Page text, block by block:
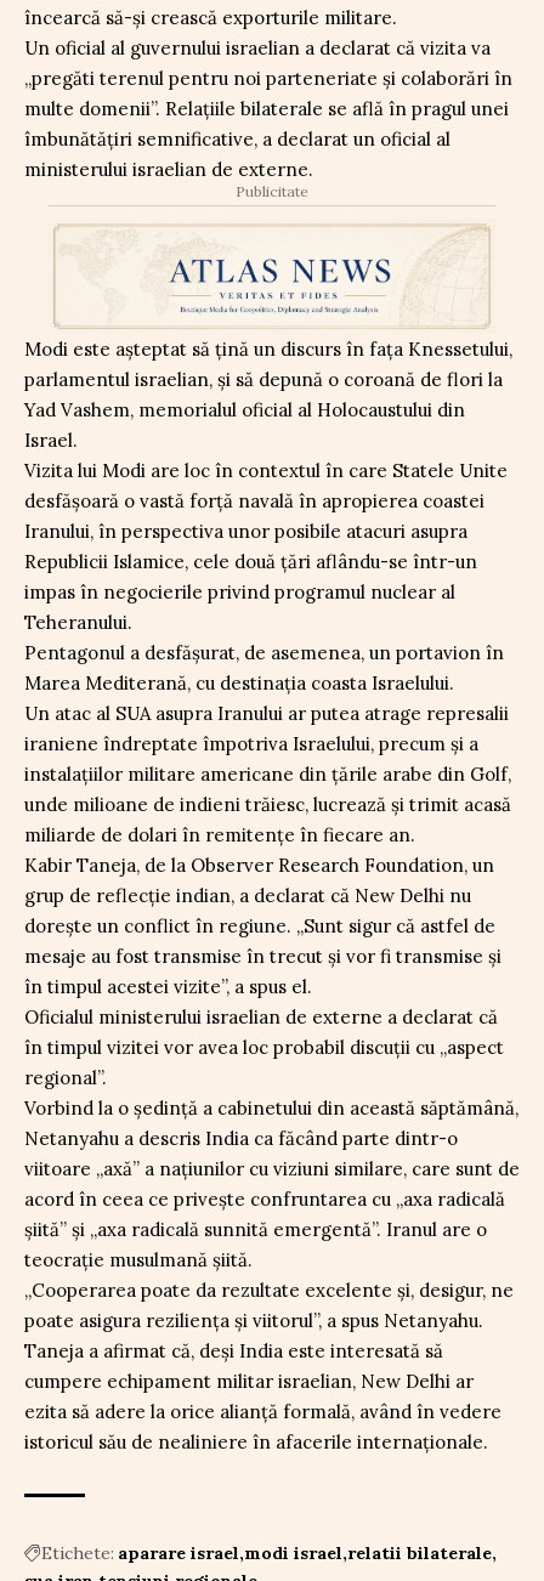
încearcă să-și crească exporturile militare.
Un oficial al guvernului israelian a declarat că vizita va
„pregăti terenul pentru noi parteneriate și colaborări în
multe domenii”. Relațiile bilaterale se află în pragul unei
îmbunătățiri semnificative, a declarat un oficial al
ministerului israelian de externe.
Publicitate
Modi este așteptat să țină un discurs în fața Knessetului,
parlamentul israelian, și să depună o coroană de flori la
Yad Vashem, memorialul oficial al Holocaustului din
Israel.
Vizita lui Modi are loc în contextul în care Statele Unite
desfășoară o vastă forță navală în apropierea coastei
Iranului, în perspectiva unor posibile atacuri asupra
Republicii Islamice, cele două țări aflându-se într-un
impas în negocierile privind programul nuclear al
Teheranului.
Pentagonul a desfășurat, de asemenea, un portavion în
Marea Mediterană, cu destinația coasta Israelului.
Un atac al SUA asupra Iranului ar putea atrage represalii
iraniene îndreptate împotriva Israelului, precum și a
instalațiilor militare americane din țările arabe din Golf,
unde milioane de indieni trăiesc, lucrează și trimit acasă
miliarde de dolari în remitențe în fiecare an.
Kabir Taneja, de la Observer Research Foundation, un
grup de reflecție indian, a declarat că New Delhi nu
dorește un conflict în regiune. „Sunt sigur că astfel de
mesaje au fost transmise în trecut și vor fi transmise și
în timpul acestei vizite”, a spus el.
Oficialul ministerului israelian de externe a declarat că
în timpul vizitei vor avea loc probabil discuții cu „aspect
regional”.
Vorbind la o ședință a cabinetului din această săptămână,
Netanyahu a descris India ca făcând parte dintr-o
viitoare „axă” a națiunilor cu viziuni similare, care sunt de
acord în ceea ce privește confruntarea cu „axa radicală
șiită” și „axa radicală sunnită emergentă”. Iranul are o
teocrație musulmană șiită.
„Cooperarea poate da rezultate excelente și, desigur, ne
poate asigura reziliența și viitorul”, a spus Netanyahu.
Taneja a afirmat că, deși India este interesată să
cumpere echipament militar israelian, New Delhi ar
ezita să adere la orice alianță formală, având în vedere
istoricul său de nealiniere în afacerile internaționale.
Etichete: aparare israel modi israel relatii bilaterale